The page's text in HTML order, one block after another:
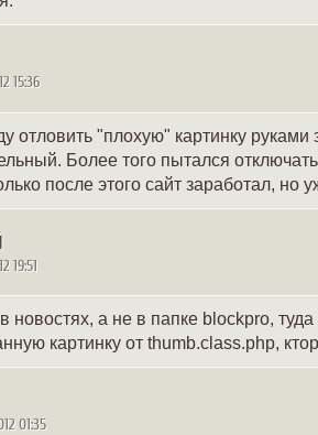
15:36
отловить "плохую" картинку
Более того пытался
после этого сайт заработал,
19:51
новостях, а не в папке blockpro,
картинку от thumb.class.php,
01:35